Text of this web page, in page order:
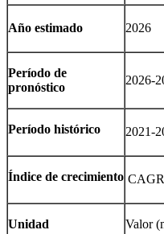
Año estimado 2026
Período de
pronóstico
2026-
Período histórico 2021-
Índice de crecimiento
Unidad Valor